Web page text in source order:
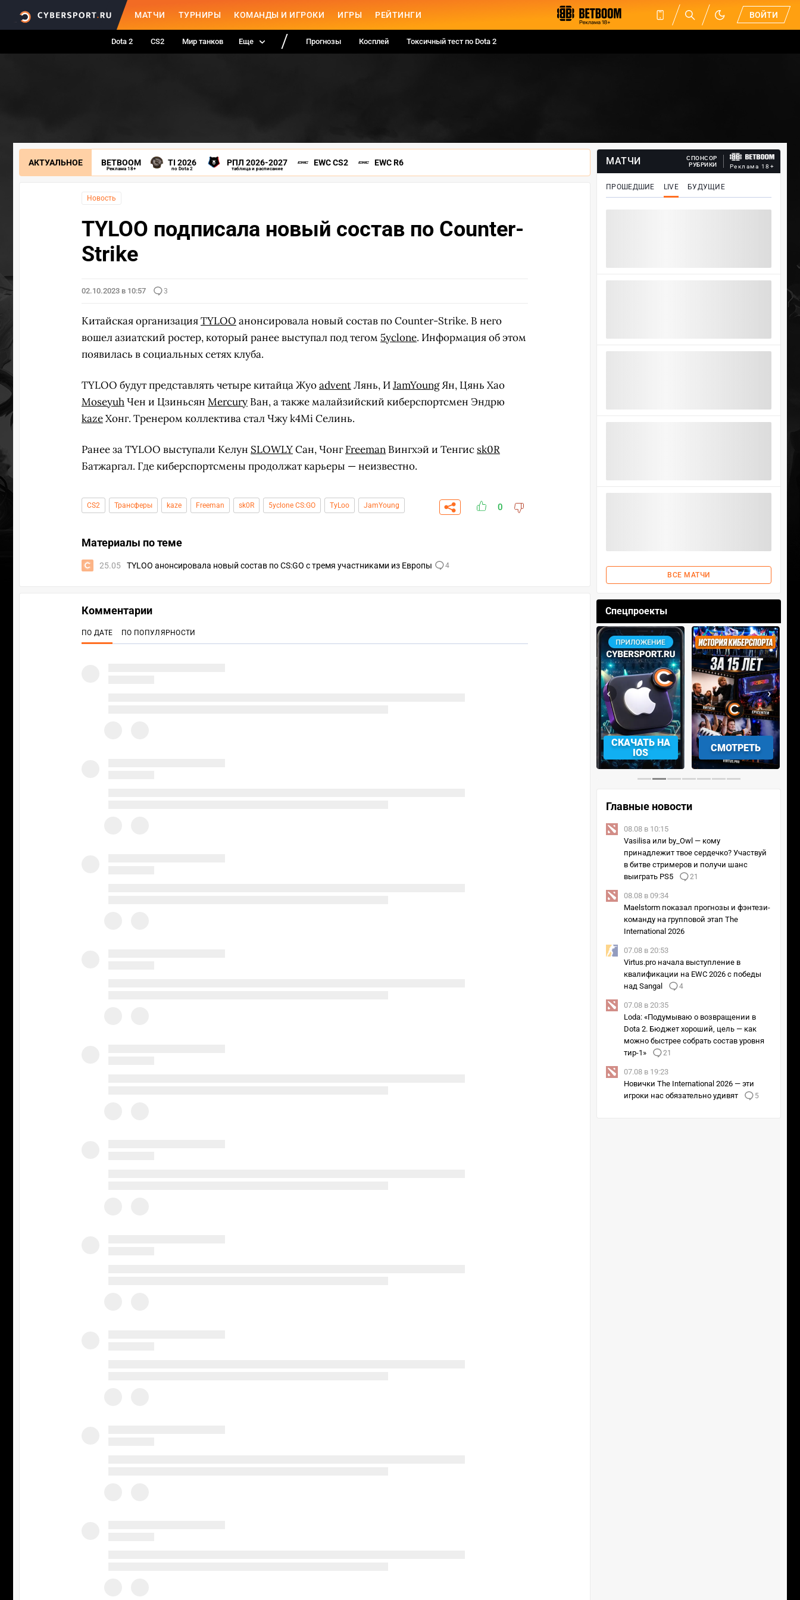
МАТЧИ ТУРНИРЫ КОМАНДЫ И ИГРОКИ ИГРЫ РЕЙТИНГИ ВОЙТИ
Dota 2 CS2 Мир танков Еще Прогнозы Косплей Токсичный тест по Dota 2
АКТУАЛЬНОЕ BETBOOM
Реклама 18+
TI 2026
по Dota 2
РПЛ 2026-2027
таблица и расписание
EWC CS2 EWC R6
Новость
TYLOO подписала новый состав по Counter-
Strike
02.10.2023 в 10:57 3
Китайская организацияTYLOO анонсировала новый состав по Counter-Strike. В него
вошел азиатский ростер, который ранее выступал под тегом 5yclone. Информация об этом
появилась в социальных сетях клуба.
TYLOO будут представлять четыре китайца ЖуоadventЛянь, ИJamYoungЯн, Цянь Хао
MoseyuhЧен и Цзиньсян Mercury Ван, а также малайзийский киберспортсмен Эндрю
kazeХонг. Тренером коллектива стал Чжу k4Mi Селинь.
Ранее за TYLOO выступали Келун SLOWLYСан, ЧонгFreeman Вингхэй и Тенгис sk0R
Батжаргал. Где киберспортсмены продолжат карьеры — неизвестно.
CS2 Трансферы kaze Freeman sk0R 5yclone CS:GO TyLoo JamYoung 0
Материалы по теме
25.05 TYLOO анонсировала новый состав по CS:GO с тремя участниками из Европы 4
МАТЧИ
СПОНСОР
РУБРИКИ
Реклама 18+
ПРОШЕДШИЕ LIVE БУДУЩИЕ
ВСЕ МАТЧИ
Спецпроекты
СМОТРЕТЬ УЧАСТВОВАТЬ
‹ ›
Главные новости
08.08 в 10:15
Vasilisa или by_Owl — кому
принадлежит твое сердечко? Участвуй
в битве стримеров и получи шанс
выиграть PS5
21
08.08 в 09:34
Maelstorm показал прогнозы и фэнтези-
команду на групповой этап The
International 2026
07.08 в 20:53
Virtus.pro начала выступление в
квалификации на EWC 2026 с победы
над Sangal
4
07.08 в 20:35
Loda: «Подумываю о возвращении в
Dota 2. Бюджет хороший, цель — как
можно быстрее собрать состав уровня
тир-1»
21
07.08 в 19:23
Новички The International 2026 — эти
игроки нас обязательно удивят
5
Комментарии
ПО ДАТЕ ПО ПОПУЛЯРНОСТИ